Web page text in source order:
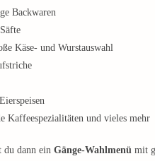
Backwaren
Käse- und Wurstauswahl
Kaffeespezialitäten und vieles mehr
du dann ein Gänge-Wahlmenü mit